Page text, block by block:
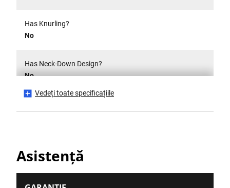
Has Knurling?
No
Has Neck-Down Design?
No
No
Is it a Set?
Vedeți toate specificațiile
Asistență